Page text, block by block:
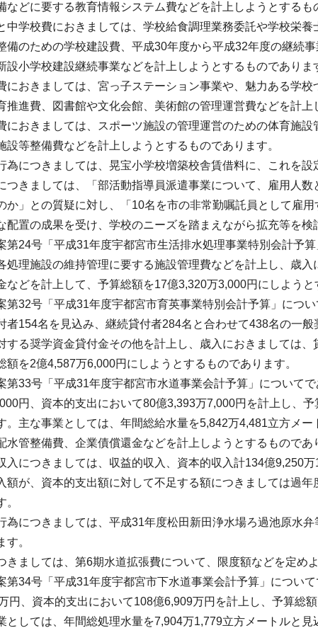
などに要する教育情報システム費などを計上しようとするも
学校費におきましては、学校給食調理業務委託や学校栄
備のための学校建設費、平成30年度から平成32年度の継続
設小学校建設継続事業などを計上しようとするものでありま
おきましては、宮っ子ステーション事業や、魅力ある学
推進費、図書館や文化会館、美術館の管理運営費などを計上
おきましては、スポーツ施設の管理運営のための体育施
設等整備費などを計上しようとするものであります。
につきましては、晃宝小学校増築校舎賃借料に、これを設
きましては、「部活動指導員派遣事業について、雇用人
か」との質疑に対し、「10名を市の非常勤嘱託員として雇
配置の成果を受け、学校のニーズを踏まえながら拡充等を検
24号「平成31年度宇都宮市生活排水処理事業特別会計予
処理施設の維持管理に要する施設管理費などを計上し、歳
などを計上して、予算総額を17億3,320万3,000円にしようと
32号「平成31年度宇都宮市育英事業特別会計予算」につ
者154名を見込み、継続貸付者284名と合わせて438名の一
する奨学資金貸付金その他を計上し、歳入におきましては
額を2億4,587万6,000円にしようとするものであります。
33号「平成31年度宇都宮市水道事業会計予算」について
円、資本的支出において80億3,393万7,000円を計上し、
。主な事業としては、年間総給水量を5,842万4,481立方メ
水管整備費、企業債償還金などを計上しようとするものであ
につきましては、収益的収入、資本的収入計134億9,250万
が、資本的支出額に対して不足する額につきましては過
につきましては、平成31年度松田新田浄水場ろ過池原水
す。
ましては、第6期水道拡張費について、限度額などを定め
34号「平成31年度宇都宮市下水道事業会計予算」につい
円、資本的支出において108億6,909万円を計上し、予算総
としては、年間総処理水量を7,904万1,779立方メートルと